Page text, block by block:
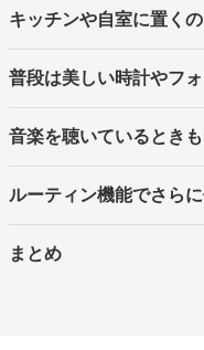
キッチンや自室に置く
普段は美しい時計やフ
音楽を聴いているとき
ルーティン機能でさら
まとめ